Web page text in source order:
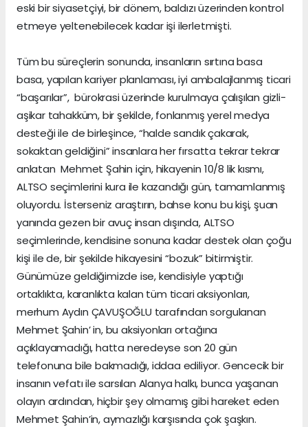
eski bir siyasetçiyi, bir dönem, baldızı üzerinden kontrol
etmeye yeltenebilecek kadar işi ilerletmişti.
Tüm bu süreçlerin sonunda, insanların sırtına basa
basa, yapılan kariyer planlaması, iyi ambalajlanmış ticari
“başarılar”, bürokrasi üzerinde kurulmaya çalışılan gizli-
aşikar tahakküm, bir şekilde, fonlanmış yerel medya
desteği ile de birleşince, “halde sandık çakarak,
sokaktan geldiğini” insanlara her fırsatta tekrar tekrar
anlatan Mehmet Şahin için, hikayenin 10/8 lik kısmı,
ALTSO seçimlerini kura ile kazandığı gün, tamamlanmış
oluyordu. İsterseniz araştırın, bahse konu bu kişi, şuan
yanında gezen bir avuç insan dışında, ALTSO
seçimlerinde, kendisine sonuna kadar destek olan çoğu
kişi ile de, bir şekilde hikayesini “bozuk” bitirmiştir.
Günümüze geldiğimizde ise, kendisiyle yaptığı
ortaklıkta, karanlıkta kalan tüm ticari aksiyonları,
merhum Aydın ÇAVUŞOĞLU tarafından sorgulanan
Mehmet Şahin’ in, bu aksiyonları ortağına
açıklayamadığı, hatta neredeyse son 20 gün
telefonuna bile bakmadığı, iddaa ediliyor. Gencecik bir
insanın vefatı ile sarsılan Alanya halkı, bunca yaşanan
olayın ardından, hiçbir şey olmamış gibi hareket eden
Mehmet Şahin’in, aymazlığı karşısında çok şaşkın.